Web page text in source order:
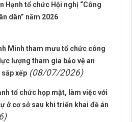
Hạnh tổ chức Hội nghị “Công
dân” năm 2026
Minh tham mưu tổ chức công
lượng tham gia bảo vệ an
xếp (08/07/2026)
tổ chức họp mặt, làm việc với
ở cơ sở sau khi triển khai đề án